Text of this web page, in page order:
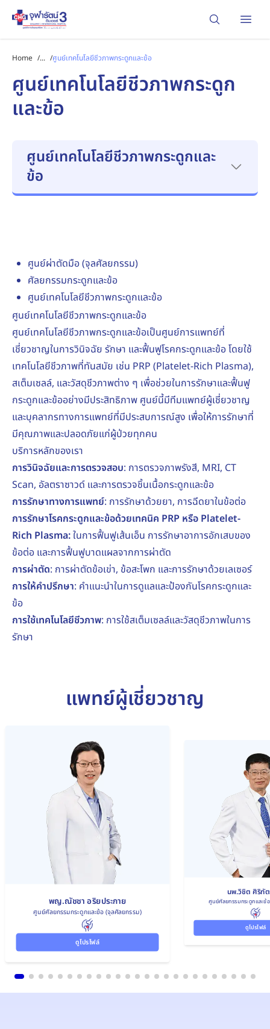
Home /... /ศูนย์เทคโนโลยีชีวภาพกระดูกและข้อ
ศูนย์เทคโนโลยีชีวภาพกระดูก
และข้อ
ศูนย์เทคโนโลยีชีวภาพกระดูกและ
ข้อ
ศูนย์ผ่าตัดมือ (จุลศัลยกรรม)
ศัลยกรรมกระดูกและข้อ
ศูนย์เทคโนโลยีชีวภาพกระดูกและข้อ
ศูนย์เทคโนโลยีชีวภาพกระดูกและข้อ
ศูนย์เทคโนโลยีชีวภาพกระดูกและข้อเป็นศูนย์การแพทย์ที่
เชี่ยวชาญในการวินิจฉัย รักษา และฟื้นฟูโรคกระดูกและข้อ โดยใช้
เทคโนโลยีชีวภาพที่ทันสมัย เช่น PRP (Platelet-Rich Plasma),
สเต็มเซลล์, และวัสดุชีวภาพต่าง ๆ เพื่อช่วยในการรักษาและฟื้นฟู
กระดูกและข้ออย่างมีประสิทธิภาพ ศูนย์นี้มีทีมแพทย์ผู้เชี่ยวชาญ
และบุคลากรทางการแพทย์ที่มีประสบการณ์สูง เพื่อให้การรักษาที่
มีคุณภาพและปลอดภัยแก่ผู้ป่วยทุกคน
บริการหลักของเรา
การวินิจฉัยและการตรวจสอบ: การตรวจภาพรังสี, MRI, CT
Scan, อัลตราซาวด์ และการตรวจชิ้นเนื้อกระดูกและข้อ
การรักษาทางการแพทย์: การรักษาด้วยยา, การฉีดยาในข้อต่อ
การรักษาโรคกระดูกและข้อด้วยเทคนิค PRP หรือ Platelet-
Rich Plasma:ในการฟื้นฟูเส้นเอ็น การรักษาอาการอักเสบของ
ข้อต่อ และการฟื้นฟูบาดแผลจากการผ่าตัด
การผ่าตัด: การผ่าตัดข้อเข่า, ข้อสะโพก และการรักษาด้วยเลเซอร์
การให้คำปรึกษา: คำแนะนำในการดูแลและป้องกันโรคกระดูกและ
ข้อ
การใช้เทคโนโลยีชีวภาพ: การใช้สเต็มเซลล์และวัสดุชีวภาพในการ
รักษา
แพทย์ผู้เชี่ยวชาญ
พญ.ณัชชา อริยประกาย
ศูนย์ศัลยกรรมกระดูกและข้อ (จุลศัลยกรรม)
ดูโปรไฟล์
นพ.วิชิต ศิริทัต
ศูนย์ศัลยกรรมกระดูกและข้
ดูโปรไฟล์